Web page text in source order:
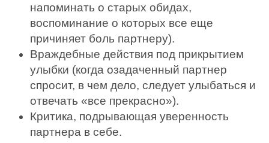
напоминать о старых обидах,
воспоминание о которых все еще
причиняет боль партнеру).
Враждебные действия под прикрытием
улыбки (когда озадаченный партнер
спросит, в чем дело, следует улыбаться и
отвечать «все прекрасно»).
Критика, подрывающая уверенность
партнера в себе.